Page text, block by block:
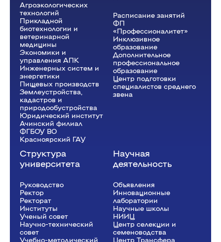
Агроэкологических
технологий
Прикладной
биотехнологии и
ветеринарной
медицины
Экономики и
управления АПК
Инженерных систем и
энергетики
Пищевых производств
Землеустройства,
кадастров и
природообустройства
Юридический институт
Ачинский филиал
ФГБОУ ВО
Красноярский ГАУ
Расписание занятий
ФП
«Профессионалитет»
Инклюзивное
образование
Дополнительное
профессиональное
образование
Центр подготовки
специалистов среднего
звена
Структура
университета
Руководство
Ректор
Рeкторат
Институты
Ученый совет
Научно-технический
совет
Учебно-методический
Научная
деятельность
Объявления
Инновационные
лаборатории
Научные школы
НИИЦ
Центр селекции и
семеноводства
Центр Трансфера